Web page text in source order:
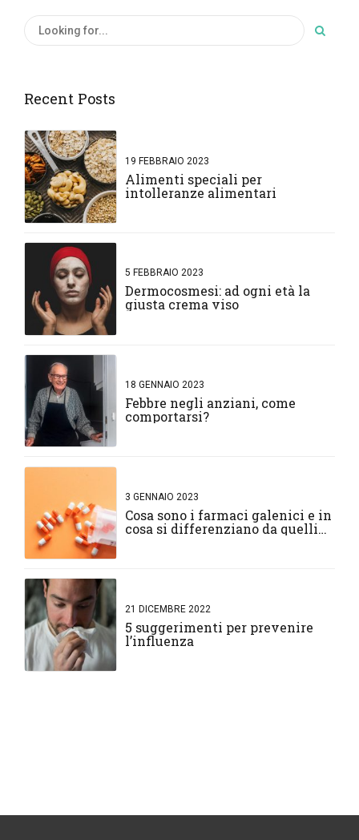
Recent Posts
19 FEBBRAIO 2023
Alimenti speciali per
intolleranze alimentari
5 FEBBRAIO 2023
Dermocosmesi: ad ogni età la
giusta crema viso
18 GENNAIO 2023
Febbre negli anziani, come
comportarsi?
3 GENNAIO 2023
Cosa sono i farmaci galenici e in
cosa si differenziano da quelli
21 DICEMBRE 2022
5 suggerimenti per prevenire
l’influenza